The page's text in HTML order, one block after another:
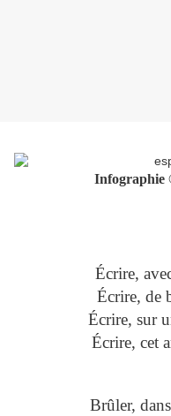
Infographie
Écrire,
Écrire, de
Écrire, sur
Écrire, cet
Brûler,